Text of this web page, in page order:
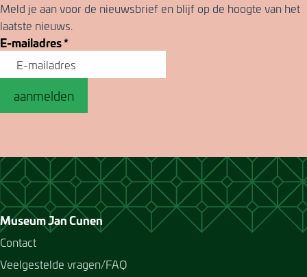
Meld je aan voor de nieuwsbrief en blijf op de hoogte van het
laatste nieuws.
E-mailadres*
aanmelden
Museum Jan Cunen
Contact
Veelgestelde vragen/FAQ